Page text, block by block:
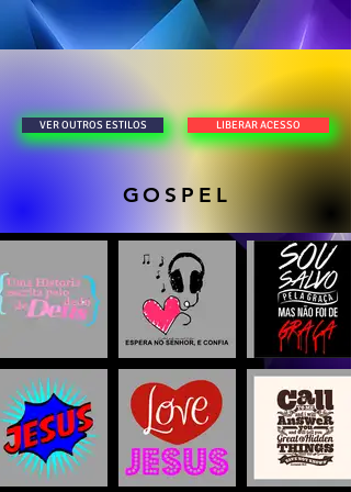
VER OUTROS ESTILOS LIBERAR ACESSO
GOSPEL